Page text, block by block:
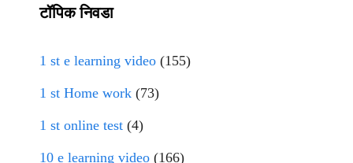
टॉपिक निवडा
1 st e learning video (155)
1 st Home work (73)
1 st online test (4)
10 e learning video (166)